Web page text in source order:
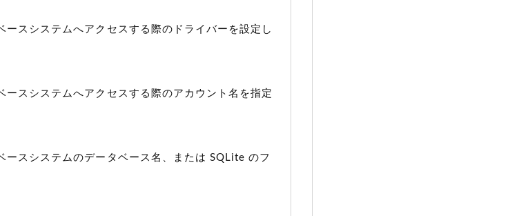
スシステムへアクセスする際のドライバーを設定し
スシステムへアクセスする際のアカウント名を指定
スシステムのデータベース名、または SQLite のフ